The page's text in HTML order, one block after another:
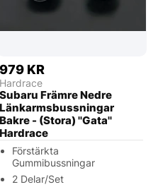
979 KR
Hardrace
Subaru Främre Nedre
Länkarmsbussningar
Bakre - (Stora) ''Gata''
Hardrace
Förstärkta
Gummibussningar
2 Delar/Set